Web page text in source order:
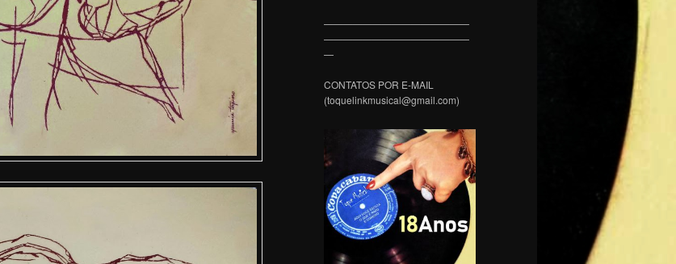
———————————————
———————————————
—
CONTATOS POR E-MAIL
(toquelinkmusical@gmail.com)